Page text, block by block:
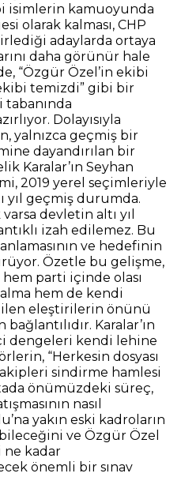
isimlerin kamuoyunda
olarak kalması, CHP
adaylarda ortaya
daha görünür hale
“Özgür Özel’in ekibi
temizdi” gibi bir
tabanında
Dolayısıyla
yalnızca geçmiş bir
dayandırılan bir
Karalar’ın Seyhan
2019 yerel seçimleriyle
yıl geçmiş durumda.
devletin altı yıl
izah edilemez. Bu
ve hedefinin
Özetle bu gelişme,
parti içinde olası
hem de kendi
eleştirilerin önünü
Karalar’ın
dengeleri kendi lehine
“Herkesin dosyası
sindirme hamlesi
önümüzdeki süreç,
nasıl
yakın eski kadroların
ve Özgür Özel
kadar
önemli bir sınav